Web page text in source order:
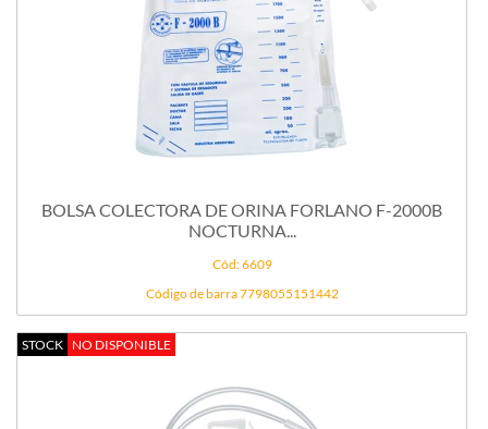
BOLSA COLECTORA DE ORINA FORLANO F-2000B
NOCTURNA...
Cód: 6609
Código de barra 7798055151442
STOCK NO DISPONIBLE